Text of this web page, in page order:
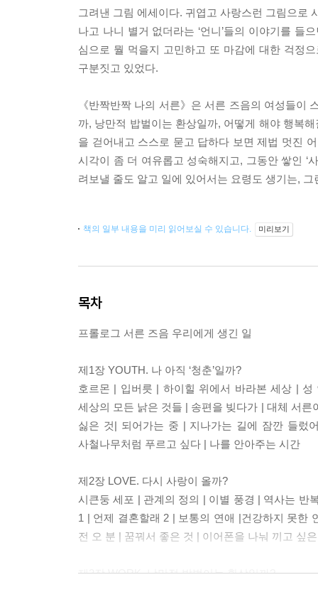
그려낸 그림 에세이다. 귀엽고 사랑스런 그림으로
나고 나니 별거 없더라는 ‘언니’들의 이야기를 들
심으로 뭘 먹을지 고민하고 또 마감에 대한 걱정
구분짓고 있었다.
《반짝반짝 나의 서른》은 서른 즈음의 여성들이
까, 낭만적 밥벌이는 환상일까, 어떻게 해야 행복
을 걷어내고 스스로 묻고 답하다 보면 제법 멋진
시각이 좀 더 여유롭고 성숙해지고, 그동안 쌓인 ‘
려보낼 줄도 알고 일에 있어서는 요령도 생기는,
책의 일부 내용을 미리 읽어보실 수 있습니다. 미리보기
목차
프롤로그 서른 즈음 우리에게 생긴 일
제1장 YOUTH. 나 아직 ‘청춘’일까?
호르몬 | 입버릇 | 하이힐 위에서 바라본 세상 |
세상의 모든 낡은 것들 | 송편을 빚다가 | 대체 서
싫은 것| 되어가는 중 | 지나가는 길에 잠깐 들렀
사철나무처럼 푸르고 싶다 | 나를 안아주는 시간
제2장 LOVE. 다시 사랑이 올까?
시큰둥 세포 | 관계의 정의 | 이별 풍경 | 역사는 반
1 | 언제 결혼할래 2 | 보통의 연애 |건강하지 못한
전 오 분 | 꿈꿔서 좋은 것 | 이어폰을 나눠 끼고 싶
제3장 WORK. 낭만적 밥벌이는 환상일까?